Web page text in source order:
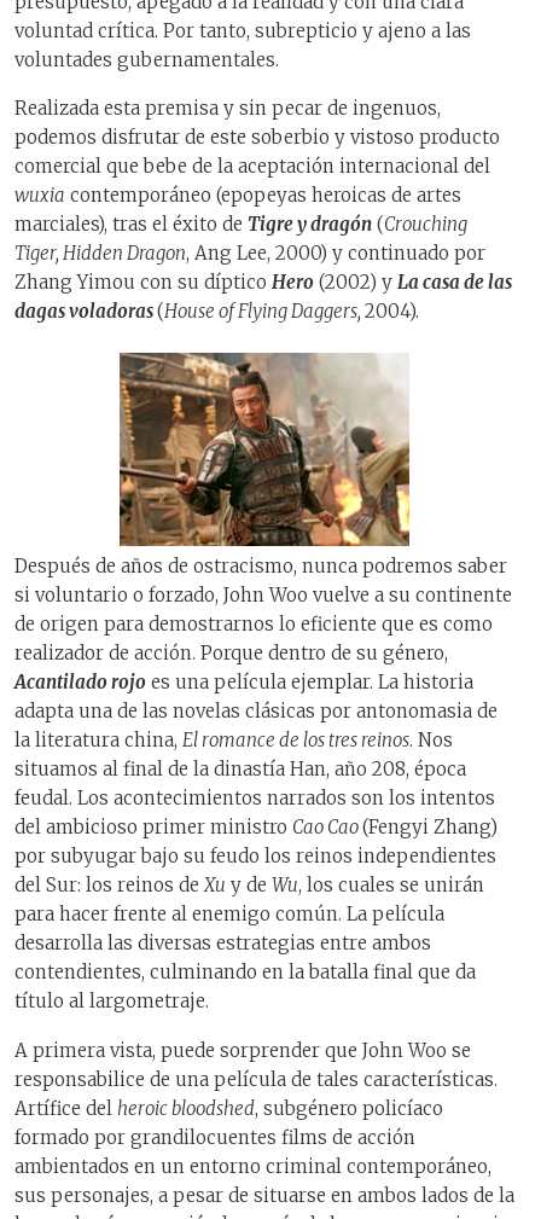
voluntad crítica. Por tanto, subrepticio y ajeno a las
voluntades gubernamentales.
Realizada esta premisa y sin pecar de ingenuos,
podemos disfrutar de este soberbio y vistoso producto
comercial que bebe de la aceptación internacional del
wuxia contemporáneo (epopeyas heroicas de artes
marciales), tras el éxito de Tigre y dragón (Crouching
Tiger, Hidden Dragon, Ang Lee, 2000) y continuado por
Zhang Yimou con su díptico Hero (2002) y La casa de las
dagas voladoras(House of Flying Daggers, 2004).
Después de años de ostracismo, nunca podremos saber
si voluntario o forzado, John Woo vuelve a su continente
de origen para demostrarnos lo eficiente que es como
realizador de acción. Porque dentro de su género,
Acantilado rojo es una película ejemplar. La historia
adapta una de las novelas clásicas por antonomasia de
la literatura china, El romance de los tres reinos. Nos
situamos al final de la dinastía Han, año 208, época
feudal. Los acontecimientos narrados son los intentos
del ambicioso primer ministro Cao Cao(Fengyi Zhang)
por subyugar bajo su feudo los reinos independientes
del Sur: los reinos deXu y de Wu, los cuales se unirán
para hacer frente al enemigo común. La película
desarrolla las diversas estrategias entre ambos
contendientes, culminando en la batalla final que da
título al largometraje.
A primera vista, puede sorprender que John Woo se
responsabilice de una película de tales características.
Artífice del heroic bloodshed, subgénero policíaco
formado por grandilocuentes films de acción
ambientados en un entorno criminal contemporáneo,
sus personajes, a pesar de situarse en ambos lados de la